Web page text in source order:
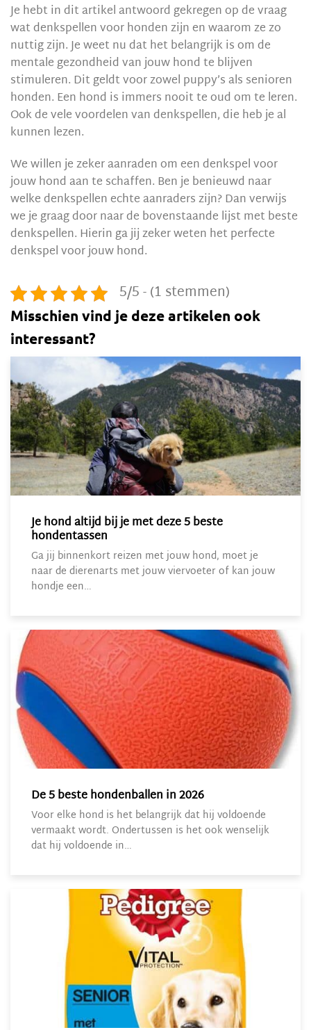
Je hebt in dit artikel antwoord gekregen op de vraag
wat denkspellen voor honden zijn en waarom ze zo
nuttig zijn. Je weet nu dat het belangrijk is om de
mentale gezondheid van jouw hond te blijven
stimuleren. Dit geldt voor zowel puppy’s als senioren
honden. Een hond is immers nooit te oud om te leren.
Ook de vele voordelen van denkspellen, die heb je al
kunnen lezen.
We willen je zeker aanraden om een denkspel voor
jouw hond aan te schaffen. Ben je benieuwd naar
welke denkspellen echte aanraders zijn? Dan verwijs
we je graag door naar de bovenstaande lijst met beste
denkspellen. Hierin ga jij zeker weten het perfecte
denkspel voor jouw hond.
5/5 - (1 stemmen)
Misschien vind je deze artikelen ook
interessant?
Je hond altijd bij je met deze 5 beste
hondentassen
Ga jij binnenkort reizen met jouw hond, moet je
naar de dierenarts met jouw viervoeter of kan jouw
hondje een…
De 5 beste hondenballen in 2026
Voor elke hond is het belangrijk dat hij voldoende
vermaakt wordt. Ondertussen is het ook wenselijk
dat hij voldoende in…